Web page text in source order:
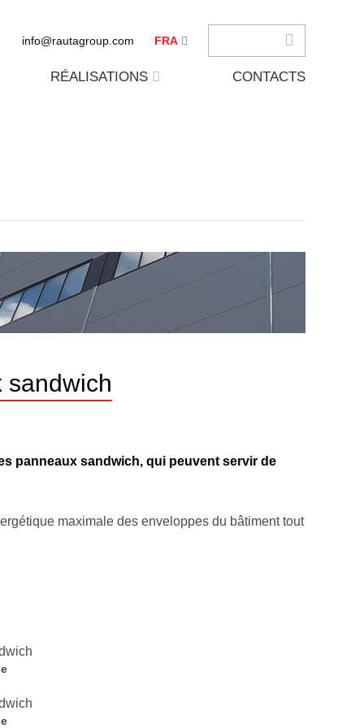
info@rautagroup.com FRA
RÉALISATIONS CONTACTS
sandwich
panneaux sandwich, qui peuvent servir de
maximale des enveloppes du bâtiment tout